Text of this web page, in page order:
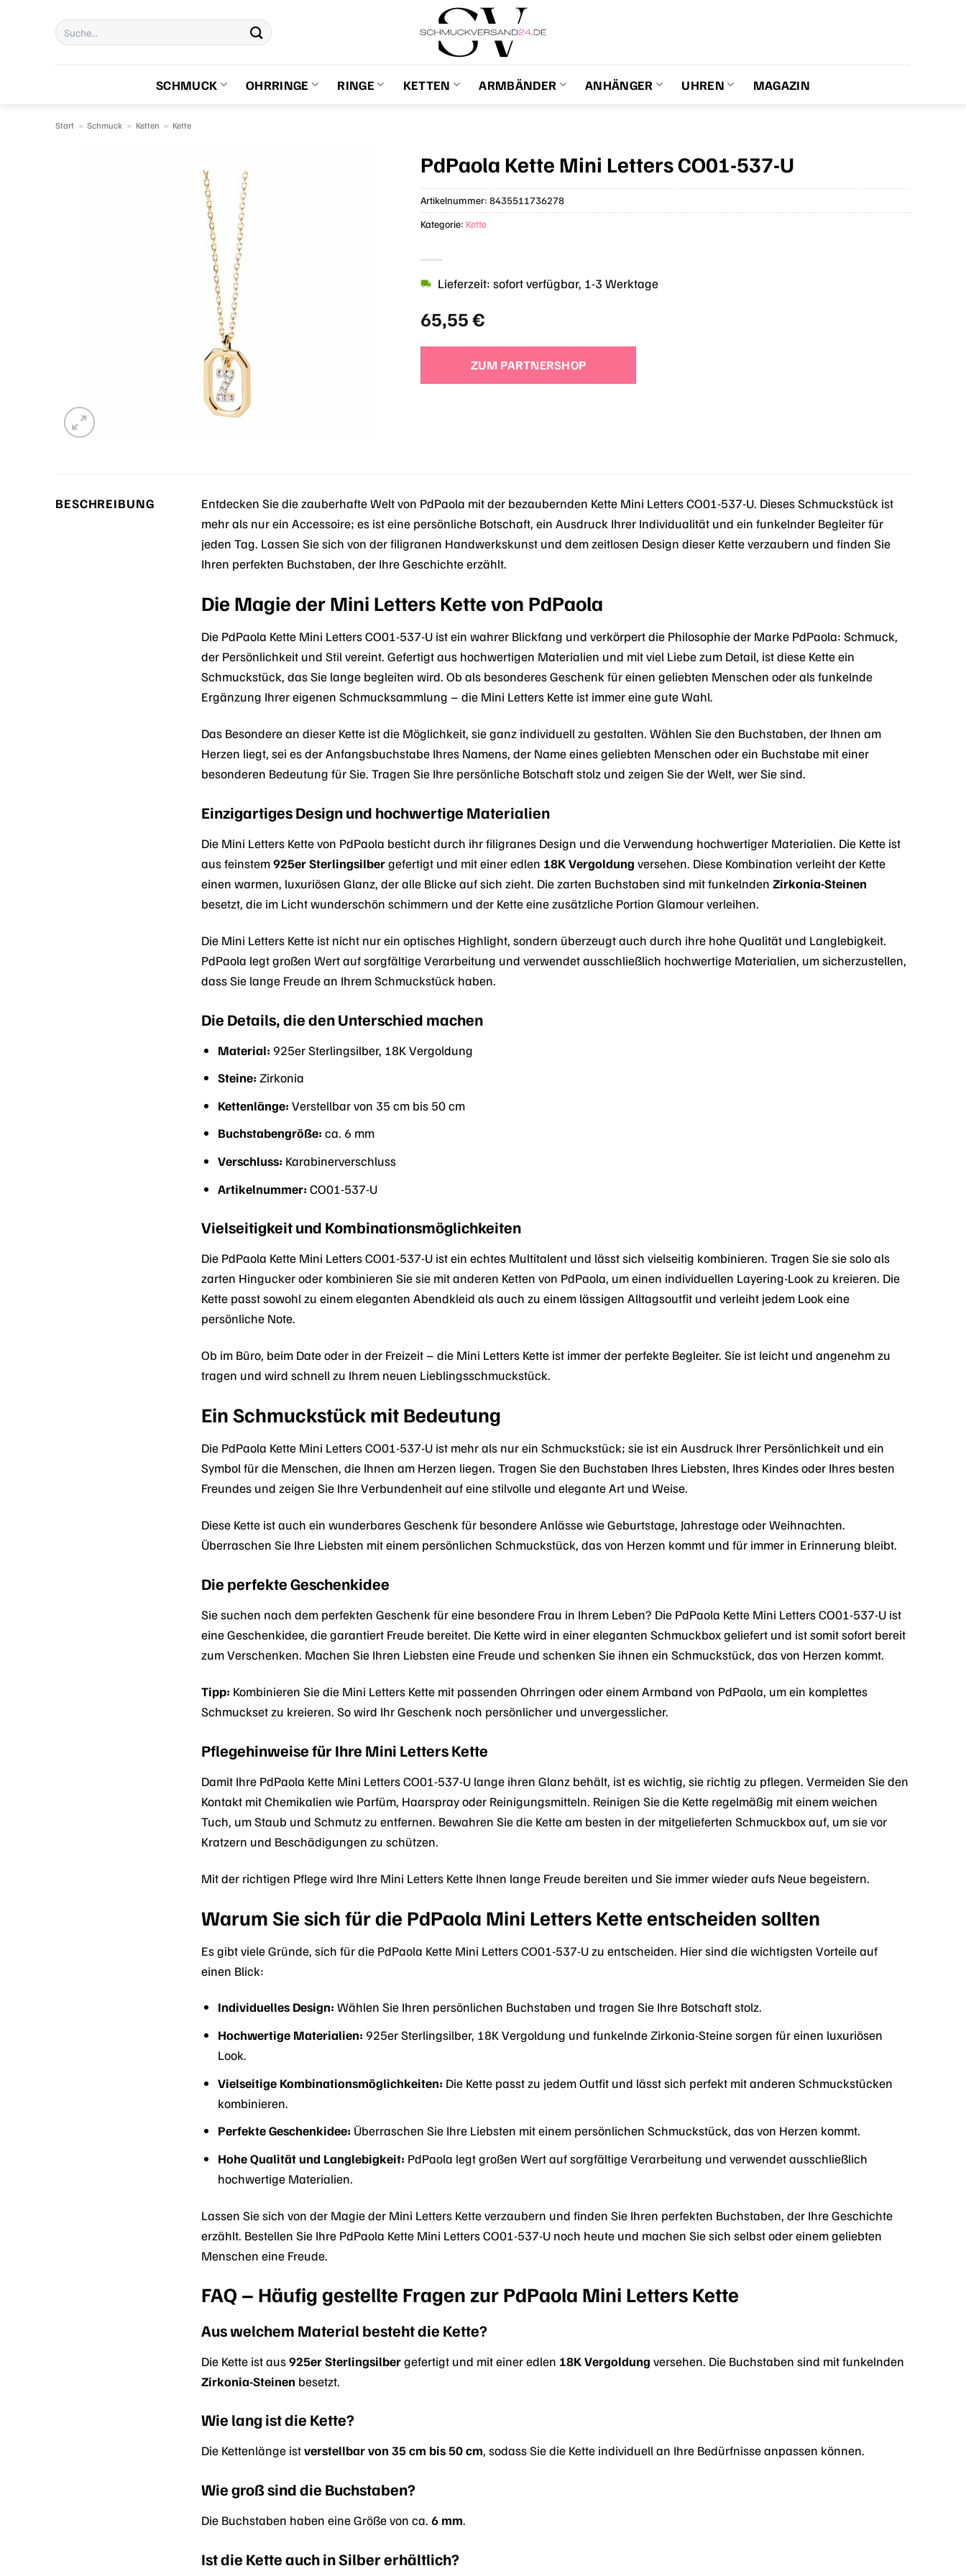
Suchen
nach:
SCHMUCK OHRRINGE RINGE KETTEN ARMBÄNDER ANHÄNGER UHREN MAGAZIN
Start » Schmuck » Ketten » Kette
PdPaola Kette Mini Letters CO01-537-U
65,55€
Lieferzeit: sofort verfügbar, 1-3 Werktage
ZUM PARTNERSHOP
Artikelnummer:8435511736278
Kategorie: Kette
BESCHREIBUNG
Entdecken Sie die zauberhafte Welt von PdPaola mit der bezaubernden Kette Mini Letters CO01-537-U. Dieses Schmuckstück ist
mehr als nur ein Accessoire; es ist eine persönliche Botschaft, ein Ausdruck Ihrer Individualität und ein funkelnder Begleiter für
jeden Tag. Lassen Sie sich von der filigranen Handwerkskunst und dem zeitlosen Design dieser Kette verzaubern und finden Sie
Ihren perfekten Buchstaben, der Ihre Geschichte erzählt.
Die Magie der Mini Letters Kette von PdPaola
Die PdPaola Kette Mini Letters CO01-537-U ist ein wahrer Blickfang und verkörpert die Philosophie der Marke PdPaola: Schmuck,
der Persönlichkeit und Stil vereint. Gefertigt aus hochwertigen Materialien und mit viel Liebe zum Detail, ist diese Kette ein
Schmuckstück, das Sie lange begleiten wird. Ob als besonderes Geschenk für einen geliebten Menschen oder als funkelnde
Ergänzung Ihrer eigenen Schmucksammlung – die Mini Letters Kette ist immer eine gute Wahl.
Das Besondere an dieser Kette ist die Möglichkeit, sie ganz individuell zu gestalten. Wählen Sie den Buchstaben, der Ihnen am
Herzen liegt, sei es der Anfangsbuchstabe Ihres Namens, der Name eines geliebten Menschen oder ein Buchstabe mit einer
besonderen Bedeutung für Sie. Tragen Sie Ihre persönliche Botschaft stolz und zeigen Sie der Welt, wer Sie sind.
Einzigartiges Design und hochwertige Materialien
Die Mini Letters Kette von PdPaola besticht durch ihr filigranes Design und die Verwendung hochwertiger Materialien. Die Kette ist
aus feinstem925er Sterlingsilbergefertigt und mit einer edlen 18K Vergoldung versehen. Diese Kombination verleiht der Kette
einen warmen, luxuriösen Glanz, der alle Blicke auf sich zieht. Die zarten Buchstaben sind mit funkelndenZirkonia-Steinen
besetzt, die im Licht wunderschön schimmern und der Kette eine zusätzliche Portion Glamour verleihen.
Die Mini Letters Kette ist nicht nur ein optisches Highlight, sondern überzeugt auch durch ihre hohe Qualität und Langlebigkeit.
PdPaola legt großen Wert auf sorgfältige Verarbeitung und verwendet ausschließlich hochwertige Materialien, um sicherzustellen,
dass Sie lange Freude an Ihrem Schmuckstück haben.
Die Details, die den Unterschied machen
Material: 925er Sterlingsilber, 18K Vergoldung
Steine: Zirkonia
Kettenlänge: Verstellbar von 35 cm bis 50 cm
Buchstabengröße: ca. 6 mm
Verschluss: Karabinerverschluss
Artikelnummer: CO01-537-U
Vielseitigkeit und Kombinationsmöglichkeiten
Die PdPaola Kette Mini Letters CO01-537-U ist ein echtes Multitalent und lässt sich vielseitig kombinieren. Tragen Sie sie solo als
zarten Hingucker oder kombinieren Sie sie mit anderen Ketten von PdPaola, um einen individuellen Layering-Look zu kreieren. Die
Kette passt sowohl zu einem eleganten Abendkleid als auch zu einem lässigen Alltagsoutfit und verleiht jedem Look eine
persönliche Note.
Ob im Büro, beim Date oder in der Freizeit – die Mini Letters Kette ist immer der perfekte Begleiter. Sie ist leicht und angenehm zu
tragen und wird schnell zu Ihrem neuen Lieblingsschmuckstück.
Ein Schmuckstück mit Bedeutung
Die PdPaola Kette Mini Letters CO01-537-U ist mehr als nur ein Schmuckstück; sie ist ein Ausdruck Ihrer Persönlichkeit und ein
Symbol für die Menschen, die Ihnen am Herzen liegen. Tragen Sie den Buchstaben Ihres Liebsten, Ihres Kindes oder Ihres besten
Freundes und zeigen Sie Ihre Verbundenheit auf eine stilvolle und elegante Art und Weise.
Diese Kette ist auch ein wunderbares Geschenk für besondere Anlässe wie Geburtstage, Jahrestage oder Weihnachten.
Überraschen Sie Ihre Liebsten mit einem persönlichen Schmuckstück, das von Herzen kommt und für immer in Erinnerung bleibt.
Die perfekte Geschenkidee
Sie suchen nach dem perfekten Geschenk für eine besondere Frau in Ihrem Leben? Die PdPaola Kette Mini Letters CO01-537-U ist
eine Geschenkidee, die garantiert Freude bereitet. Die Kette wird in einer eleganten Schmuckbox geliefert und ist somit sofort bereit
zum Verschenken. Machen Sie Ihren Liebsten eine Freude und schenken Sie ihnen ein Schmuckstück, das von Herzen kommt.
Tipp: Kombinieren Sie die Mini Letters Kette mit passenden Ohrringen oder einem Armband von PdPaola, um ein komplettes
Schmuckset zu kreieren. So wird Ihr Geschenk noch persönlicher und unvergesslicher.
Pflegehinweise für Ihre Mini Letters Kette
Damit Ihre PdPaola Kette Mini Letters CO01-537-U lange ihren Glanz behält, ist es wichtig, sie richtig zu pflegen. Vermeiden Sie den
Kontakt mit Chemikalien wie Parfüm, Haarspray oder Reinigungsmitteln. Reinigen Sie die Kette regelmäßig mit einem weichen
Tuch, um Staub und Schmutz zu entfernen. Bewahren Sie die Kette am besten in der mitgelieferten Schmuckbox auf, um sie vor
Kratzern und Beschädigungen zu schützen.
Mit der richtigen Pflege wird Ihre Mini Letters Kette Ihnen lange Freude bereiten und Sie immer wieder aufs Neue begeistern.
Warum Sie sich für die PdPaola Mini Letters Kette entscheiden sollten
Es gibt viele Gründe, sich für die PdPaola Kette Mini Letters CO01-537-U zu entscheiden. Hier sind die wichtigsten Vorteile auf
einen Blick:
Individuelles Design: Wählen Sie Ihren persönlichen Buchstaben und tragen Sie Ihre Botschaft stolz.
Hochwertige Materialien: 925er Sterlingsilber, 18K Vergoldung und funkelnde Zirkonia-Steine sorgen für einen luxuriösen
Look.
Vielseitige Kombinationsmöglichkeiten: Die Kette passt zu jedem Outfit und lässt sich perfekt mit anderen Schmuckstücken
kombinieren.
Perfekte Geschenkidee: Überraschen Sie Ihre Liebsten mit einem persönlichen Schmuckstück, das von Herzen kommt.
Hohe Qualität und Langlebigkeit: PdPaola legt großen Wert auf sorgfältige Verarbeitung und verwendet ausschließlich
hochwertige Materialien.
Lassen Sie sich von der Magie der Mini Letters Kette verzaubern und finden Sie Ihren perfekten Buchstaben, der Ihre Geschichte
erzählt. Bestellen Sie Ihre PdPaola Kette Mini Letters CO01-537-U noch heute und machen Sie sich selbst oder einem geliebten
Menschen eine Freude.
FAQ – Häufig gestellte Fragen zur PdPaola Mini Letters Kette
Aus welchem Material besteht die Kette?
Die Kette ist aus925er Sterlingsilbergefertigt und mit einer edlen 18K Vergoldung versehen. Die Buchstaben sind mit funkelnden
Zirkonia-Steinen besetzt.
Wie lang ist die Kette?
Die Kettenlänge istverstellbar von 35 cm bis 50 cm, sodass Sie die Kette individuell an Ihre Bedürfnisse anpassen können.
Wie groß sind die Buchstaben?
Die Buchstaben haben eine Größe von ca.6 mm.
Ist die Kette auch in Silber erhältlich?